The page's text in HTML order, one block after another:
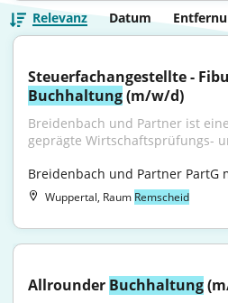
Relevanz Datum
Buchhaltung (m/w/d)
Breidenbach und Partner ist
geprägte Wirtschaftsprüfungs-
Breidenbach und Partner PartG
Wuppertal, Raum Remscheid
Allrounder Buchhaltung